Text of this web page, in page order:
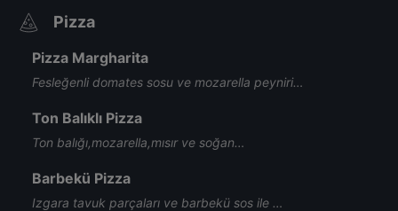
Pizza
Pizza Margharita
Fesleğenli domates sosu ve mozarella peyniri…
Ton Balıklı Pizza
Ton balığı,mozarella,mısır ve soğan…
Barbekü Pizza
Izgara tavuk parçaları ve barbekü sos ile …